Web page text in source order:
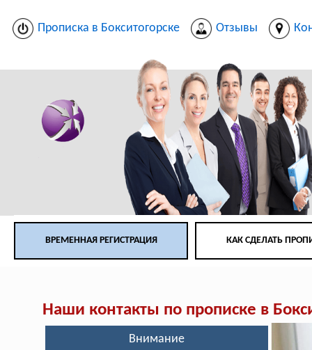
Прописка в Бокситогорске Отзывы
ВРЕМЕННАЯ РЕГИСТРАЦИЯ КАК СДЕЛАТЬ
Наши контакты по прописке в
Внимание